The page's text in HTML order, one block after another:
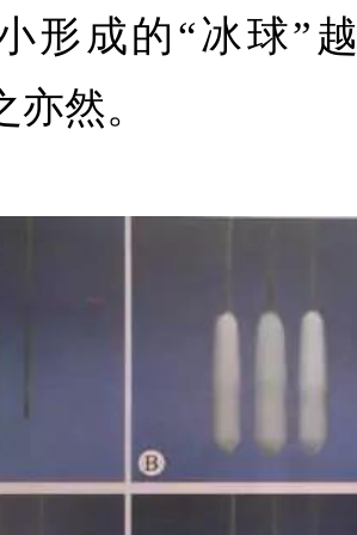
形成的“冰球”
然。